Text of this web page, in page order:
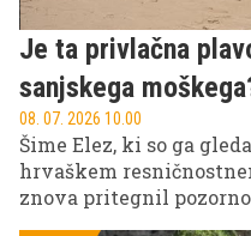
Je ta privlačna
sanjskega
08. 07. 2026 10.00
Šime Elez, ki so ga
hrvaškem
znova pritegnil